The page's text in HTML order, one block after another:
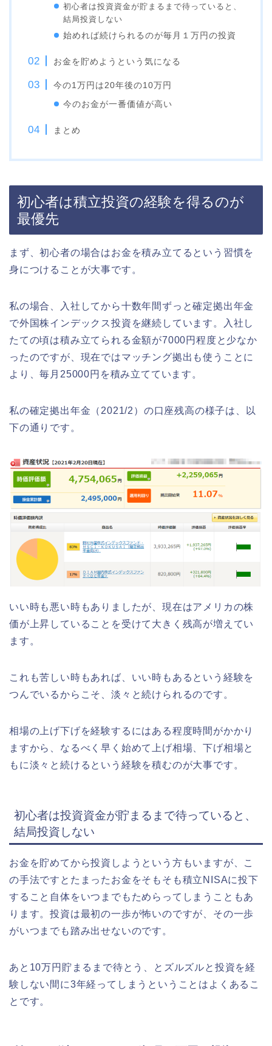
初心者は投資資金が貯まるまで待っていると、
結局投資しない
始めれば続けられるのが毎月１万円の投資
お金を貯めようという気になる
今の1万円は20年後の10万円
今のお金が一番価値が高い
まとめ
初心者は積立投資の経験を得るのが
最優先
まず、初心者の場合はお金を積み立てるという習慣を
身につけることが大事です。
私の場合、入社してから十数年間ずっと確定拠出年金
で外国株インデックス投資を継続しています。入社し
たての頃は積み立てられる金額が7000円程度と少なか
ったのですが、現在ではマッチング拠出も使うことに
より、毎月25000円を積み立てています。
私の確定拠出年金（2021/2）の口座残高の様子は、以
下の通りです。
いい時も悪い時もありましたが、現在はアメリカの株
価が上昇していることを受けて大きく残高が増えてい
ます。
これも苦しい時もあれば、いい時もあるという経験を
つんでいるからこそ、淡々と続けられるのです。
相場の上げ下げを経験するにはある程度時間がかかり
ますから、なるべく早く始めて上げ相場、下げ相場と
もに淡々と続けるという経験を積むのが大事です。
初心者は投資資金が貯まるまで待っていると、
結局投資しない
お金を貯めてから投資しようという方もいますが、こ
の手法ですとたまったお金をそもそも積立NISAに投下
すること自体をいつまでもためらってしまうこともあ
ります。投資は最初の一歩が怖いのですが、その一歩
がいつまでも踏み出せないのです。
あと10万円貯まるまで待とう、とズルズルと投資を経
験しない間に3年経ってしまうということはよくあるこ
とです。